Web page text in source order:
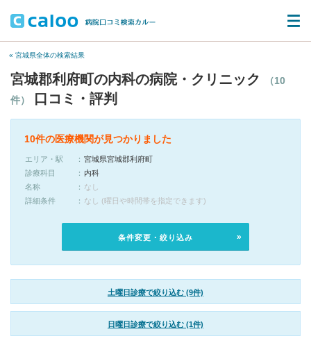
« 宮城県全体の検索結果
宮城郡利府町の内科の病院・クリニック
（10
件）
口コミ・評判
10件の医療機関が見つかりました
エリア・駅
宮城県宮城郡利府町
診療科目
内科
名称
なし
詳細条件
なし (曜日や時間帯を指定できます)
条件変更・絞り込み
土曜日診療で絞り込む (9件)
日曜日診療で絞り込む (1件)